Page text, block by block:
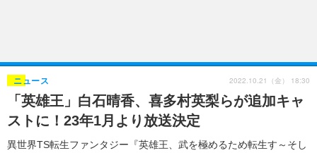
ゲーム グッズ
イベント
海外イベント ビジネス
俳優・タレント アーティスト
ビジネス
アニメ 実写
書評
動画
「英雄王」白石晴香、喜多村英梨らが追加キャ
ストに！23年1月より放送決定
異世界TS転生ファンタジー『英雄王、武を極めるため転生す～そし
ニュース 2022.10.21（金） 18:30